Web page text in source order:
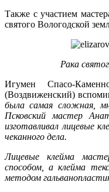
Также с участием
святого Вологодской
Рака
Игумен Спасо-
(Воздвиженский)
была самая сложная,
Псковский мастер
изготавливал лицевые
чеканного дела.
Лицевые клейма
способом, а клейма
методом